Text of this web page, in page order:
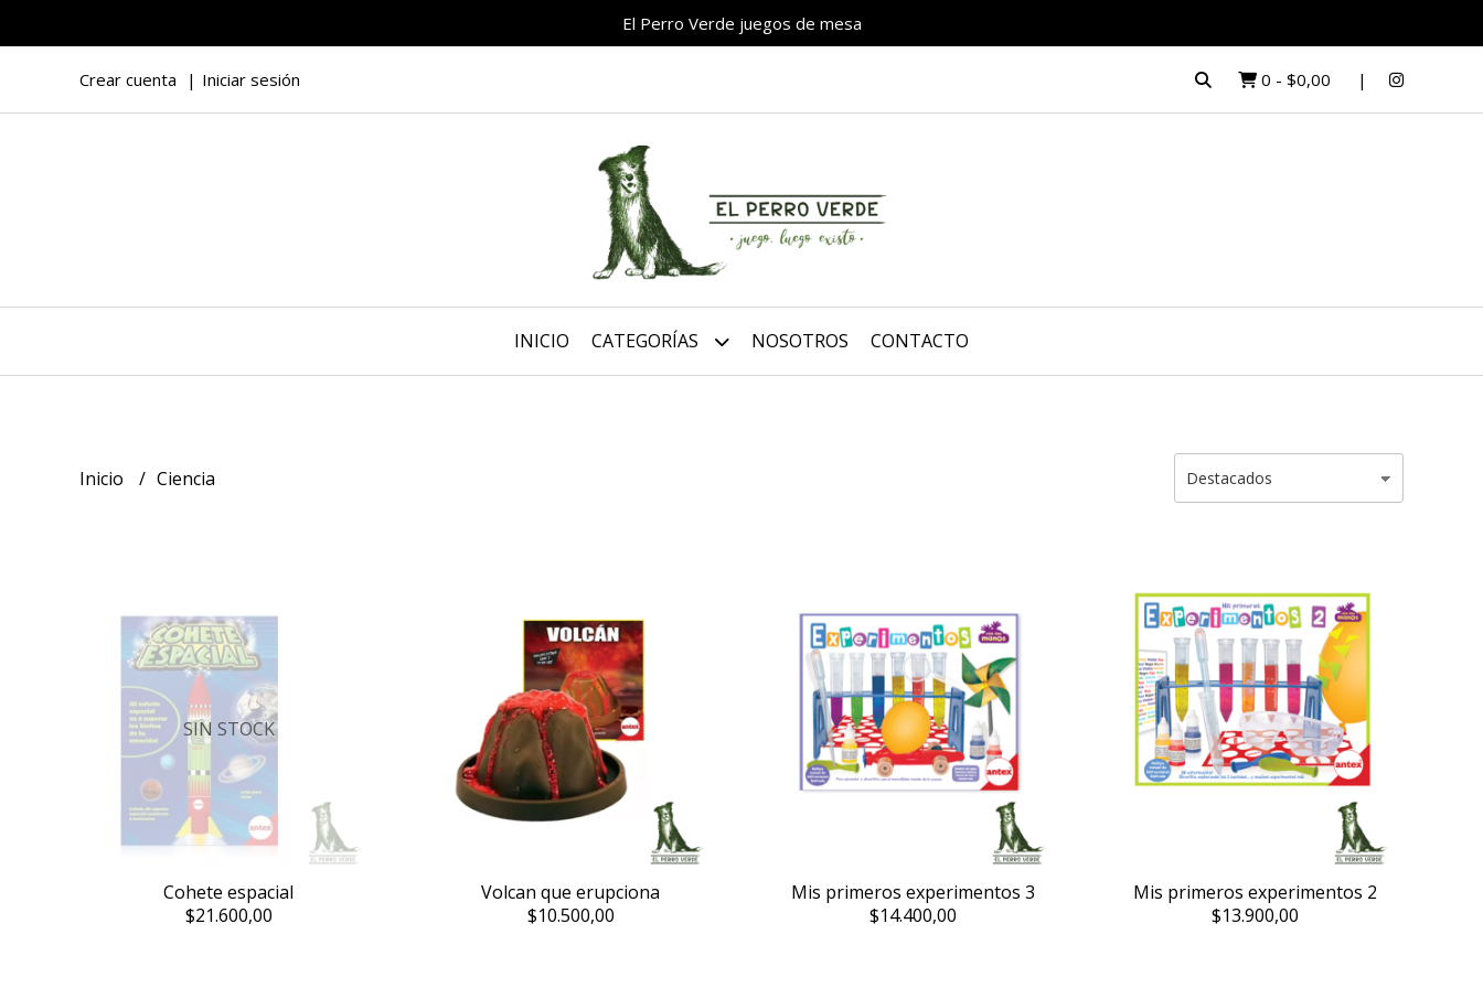
El Perro Verde juegos de mesa
Crear cuenta Iniciar sesión 0 - $0,00
INICIO CATEGORÍAS NOSOTROS CONTACTO
Inicio Ciencia
SIN STOCK
Cohete espacial
$21.600,00
Volcan que erupciona
$10.500,00
Mis primeros experimentos 3
$14.400,00
Mis primeros experimentos 2
$13.900,00